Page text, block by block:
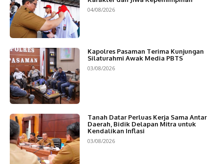
04/08/2026
Kapolres Pasaman Terima Kunjungan
Silaturahmi Awak Media PBTS
03/08/2026
Tanah Datar Perluas Kerja Sama Antar
Daerah, Bidik Delapan Mitra untuk
Kendalikan Inflasi
03/08/2026